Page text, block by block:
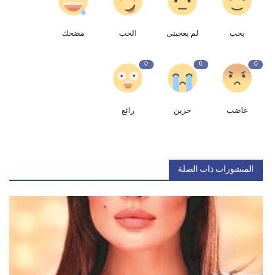
يحب لم يعجبنى الحب مضحك
0
غاضب
0
حزين
0
رائع
المنشورات ذات الصلة